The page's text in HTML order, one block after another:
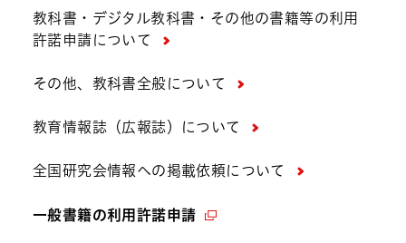
教科書・デジタル教科書・その他の書籍等の利用
許諾申請について
その他、教科書全般について
教育情報誌（広報誌）について
全国研究会情報への掲載依頼について
一般書籍の利用許諾申請